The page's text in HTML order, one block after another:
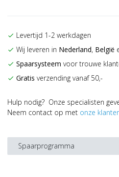
check Levertijd 1-2 werkdagen
check Wij leveren in Nederland, België
check Spaarsysteem voor trouwe
check Gratis verzending vanaf 50,-
Hulp nodig? Onze specialisten
Neem contact op met onze
Spaarprogramma